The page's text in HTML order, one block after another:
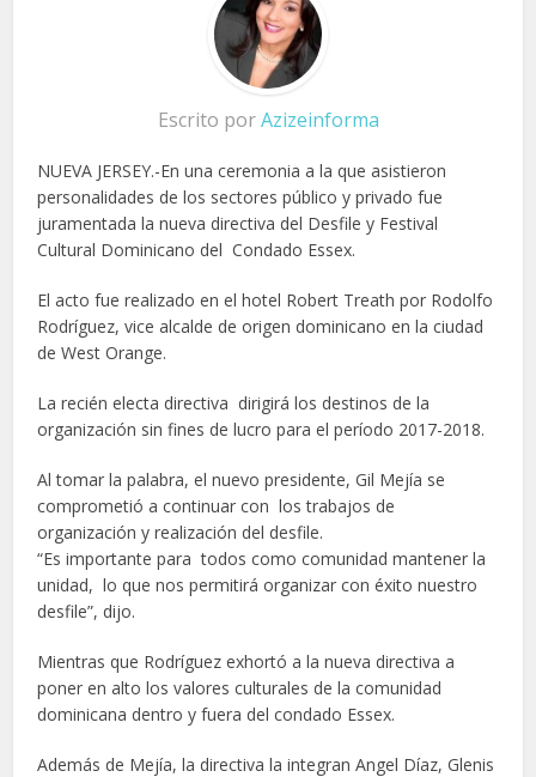
Escrito porAzizeinforma
NUEVA JERSEY.-En una ceremonia a la que asistieron
personalidades de los sectores público y privado fue
juramentada la nueva directiva del Desfile y Festival
Cultural Dominicano del Condado Essex.
El acto fue realizado en el hotel Robert Treath por Rodolfo
Rodríguez, vice alcalde de origen dominicano en la ciudad
de West Orange.
La recién electa directiva dirigirá los destinos de la
organización sin fines de lucro para el período 2017-2018.
Al tomar la palabra, el nuevo presidente, Gil Mejía se
comprometió a continuar con los trabajos de
organización y realización del desfile.
“Es importante para todos como comunidad mantener la
unidad, lo que nos permitirá organizar con éxito nuestro
desfile”, dijo.
Mientras que Rodríguez exhortó a la nueva directiva a
poner en alto los valores culturales de la comunidad
dominicana dentro y fuera del condado Essex.
Además de Mejía, la directiva la integran Angel Díaz, Glenis